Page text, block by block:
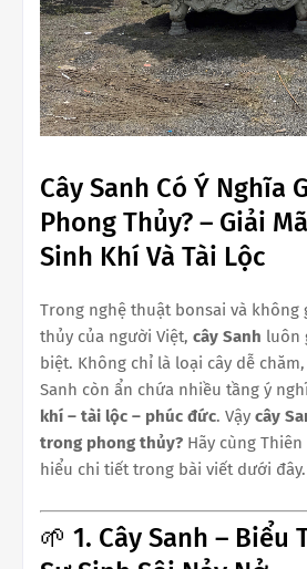
Cây Sanh Có Ý Nghĩa
Phong Thủy? – Giải
Sinh Khí Và Tài Lộc
Trong nghệ thuật bonsai và không
thủy của người Việt, cây Sanh luôn
biệt. Không chỉ là loại cây dễ
Sanh còn ẩn chứa nhiều tầng ý
khí – tài lộc – phúc đức. Vậy cây
trong phong thủy? Hãy cùng
hiểu chi tiết trong bài viết dưới đây.
🌱 1. Cây Sanh – Biểu